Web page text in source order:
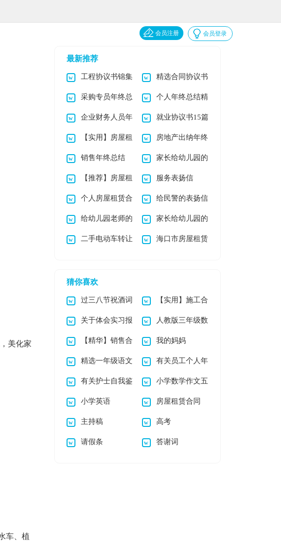
会员登录
会员注册
美化家
车、植
最新推荐
工程协议书锦集
9篇
精选合同协议书
集锦五篇
采购专员年终总
结
个人年终总结精
选15篇
企业财务人员年
终总结
就业协议书15篇
【实用】房屋租
赁合同模板集合9篇
房地产出纳年终
总结
销售年终总结
(合集15篇)
家长给幼儿园的
表扬信范文集锦5篇
【推荐】房屋租
赁合同模板汇编五篇
服务表扬信
个人房屋租赁合
同范本15篇
给民警的表扬信
14篇
给幼儿园老师的
表扬信范文合集七篇
家长给幼儿园的
表扬信范文集锦八篇
二手电动车转让 海口市房屋租赁
猜你喜欢
过三八节祝酒词
（精选5篇）
【实用】施工合
同汇总九篇
关于体会实习报
告8篇
人教版三年级数
学下册《小数加减
法》教学反思
【精华】销售合
同合集9篇
我的妈妈
精选一年级语文
教学总结范文锦集六
篇
有关员工个人年
终总结范文锦集5篇
有关护士自我鉴
定模板集锦五篇
小学数学作文五
篇
小学英语 房屋租赁合同
主持稿 高考
请假条 答谢词